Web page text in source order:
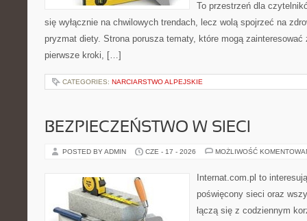
To przestrzeń dla
się wyłącznie na chwilowych trendach, lecz wolą spojrzeć na
pryzmat diety. Strona porusza tematy, które mogą zainteresować
pierwsze kroki, […]
CATEGORIES: NARCIARSTWO ALPEJSKIE
BEZPIECZEŃSTWO W SIECI
POSTED BY ADMIN CZE - 17 - 2026 MOŻLIWOŚĆ
Internat.com.pl to
poświęcony sieci oraz
łączą się z codziennym